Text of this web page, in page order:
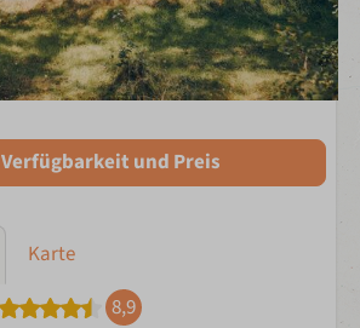
Verfügbarkeit und Preis
Karte
8,9